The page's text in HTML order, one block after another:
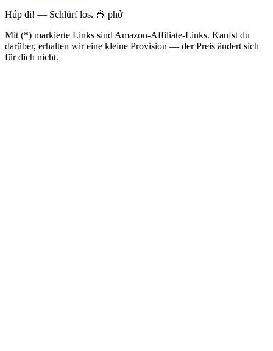
Húp đi! — Schlürf los. 🍜 phở
Mit (*) markierte Links sind Amazon-Affiliate-Links. Kaufst du
darüber, erhalten wir eine kleine Provision — der Preis ändert sich
für dich nicht.